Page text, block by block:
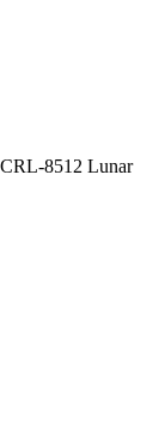
CRL-8512 Lunar